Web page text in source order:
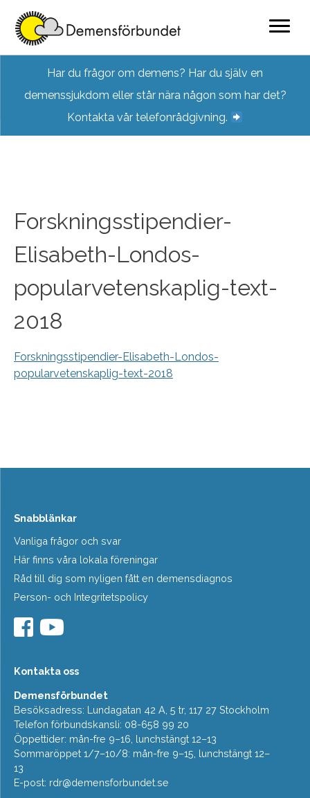
content
Har du frågor om demens? Har du själv en
demenssjukdom eller står nära någon som har det?
Kontakta vår telefonrådgivning.
Forskningsstipendier-
Elisabeth-Londos-
popularvetenskaplig-text-
2018
Forskningsstipendier-Elisabeth-Londos-
popularvetenskaplig-text-2018
Snabblänkar
Vanliga frågor och svar
Här finns våra lokala föreningar
Råd till dig som nyligen fått en demensdiagnos
Person- och Integritetspolicy
Kontakta oss
Demensförbundet
Besöksadress: Lundagatan 42 A, 5 tr, 117 27 Stockholm
Telefon förbundskansli: 08-658 99 20
Öppettider: mån-fre 9–16, lunchstängt 12–13
Sommaröppet 1/7–10/8: mån-fre 9–15, lunchstängt 12–
13
E-post: rdr@demensforbundet.se